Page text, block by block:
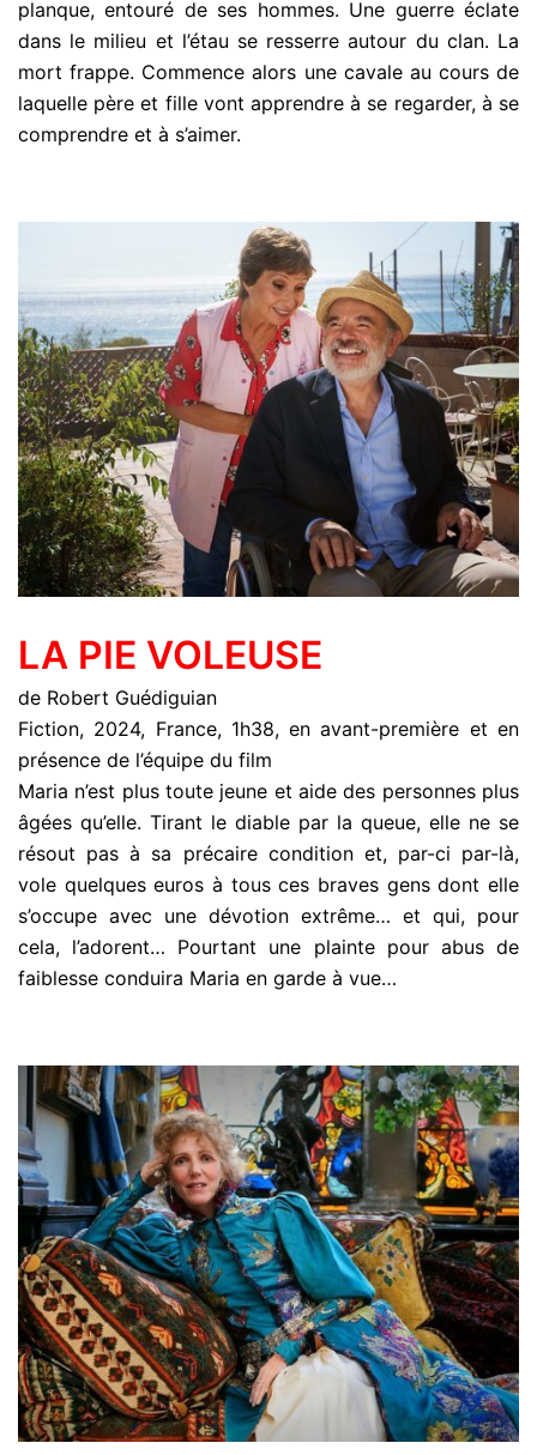
planque, entouré de ses hommes. Une guerre éclate
dans le milieu et l’étau se resserre autour du clan. La
mort frappe. Commence alors une cavale au cours de
laquelle père et fille vont apprendre à se regarder, à se
comprendre et à s’aimer.
LA PIE VOLEUSE
de Robert Guédiguian
Fiction, 2024, France, 1h38, en avant-première et en
présence de l’équipe du film
Maria n’est plus toute jeune et aide des personnes plus
âgées qu’elle. Tirant le diable par la queue, elle ne se
résout pas à sa précaire condition et, par-ci par-là,
vole quelques euros à tous ces braves gens dont elle
s’occupe avec une dévotion extrême… et qui, pour
cela, l’adorent… Pourtant une plainte pour abus de
faiblesse conduira Maria en garde à vue…